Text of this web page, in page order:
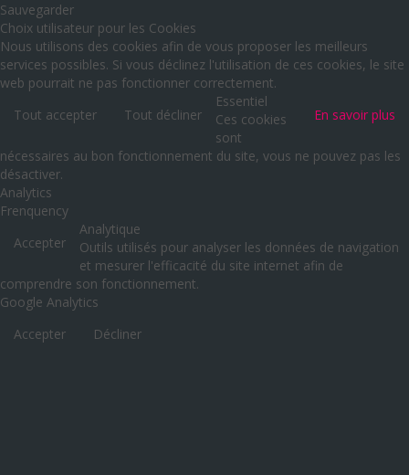
Sauvegarder
Choix utilisateur pour les Cookies
Nous utilisons des cookies afin de vous proposer les meilleurs
services possibles. Si vous déclinez l'utilisation de ces cookies, le site
web pourrait ne pas fonctionner correctement.
Tout accepter
Tout décliner En savoir plus
Essentiel
Ces cookies
sont
nécessaires au bon fonctionnement du site, vous ne pouvez pas les
désactiver.
Analytics
Frenquency
Accepter
Analytique
Outils utilisés pour analyser les données de navigation
et mesurer l'efficacité du site internet afin de
comprendre son fonctionnement.
Google Analytics
Accepter
Décliner